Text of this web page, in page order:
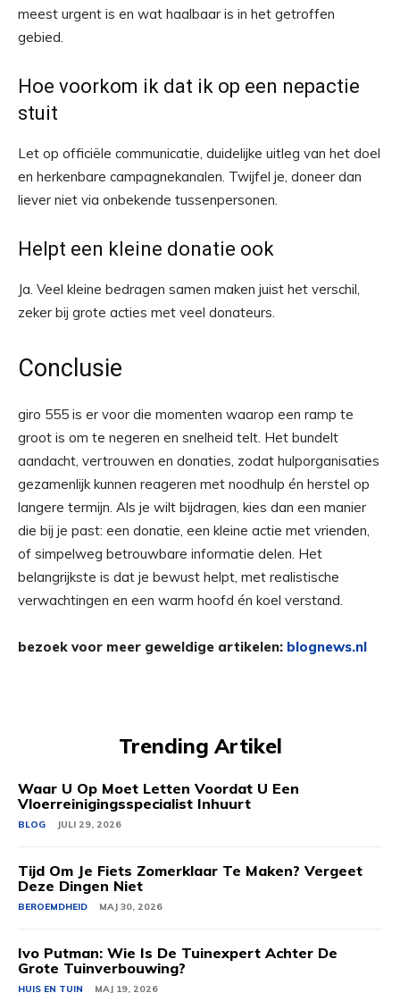
meest urgent is en wat haalbaar is in het getroffen
gebied.
Hoe voorkom ik dat ik op een nepactie
stuit
Let op officiële communicatie, duidelijke uitleg van het doel
en herkenbare campagnekanalen. Twijfel je, doneer dan
liever niet via onbekende tussenpersonen.
Helpt een kleine donatie ook
Ja. Veel kleine bedragen samen maken juist het verschil,
zeker bij grote acties met veel donateurs.
Conclusie
giro 555 is er voor die momenten waarop een ramp te
groot is om te negeren en snelheid telt. Het bundelt
aandacht, vertrouwen en donaties, zodat hulporganisaties
gezamenlijk kunnen reageren met noodhulp én herstel op
langere termijn. Als je wilt bijdragen, kies dan een manier
die bij je past: een donatie, een kleine actie met vrienden,
of simpelweg betrouwbare informatie delen. Het
belangrijkste is dat je bewust helpt, met realistische
verwachtingen en een warm hoofd én koel verstand.
bezoek voor meer geweldige artikelen: blognews.nl
Trending Artikel
Waar U Op Moet Letten Voordat U Een
Vloerreinigingsspecialist Inhuurt
BLOG JULI 29, 2026
Tijd Om Je Fiets Zomerklaar Te Maken? Vergeet
Deze Dingen Niet
BEROEMDHEID MAJ 30, 2026
Ivo Putman: Wie Is De Tuinexpert Achter De
Grote Tuinverbouwing?
HUIS EN TUIN MAJ 19, 2026